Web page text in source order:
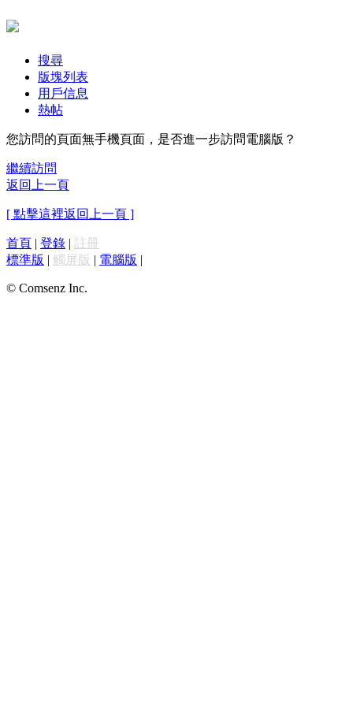
搜尋
版塊列表
用戶信息
熱帖
您訪問的頁面無手機頁面，是否進一步訪問電腦版？
繼續訪問
返回上一頁
[ 點擊這裡返回上一頁 ]
首頁 | 登錄 | 註冊
標準版 | 觸屏版 | 電腦版 |
© Comsenz Inc.